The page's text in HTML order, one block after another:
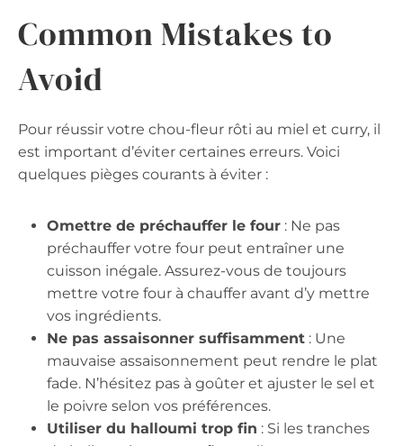
Common Mistakes to
Avoid
Pour réussir votre chou-fleur rôti au miel et curry, il
est important d’éviter certaines erreurs. Voici
quelques pièges courants à éviter :
Omettre de préchauffer le four : Ne pas
préchauffer votre four peut entraîner une
cuisson inégale. Assurez-vous de toujours
mettre votre four à chauffer avant d’y mettre
vos ingrédients.
Ne pas assaisonner suffisamment : Une
mauvaise assaisonnement peut rendre le plat
fade. N’hésitez pas à goûter et ajuster le sel et
le poivre selon vos préférences.
Utiliser du halloumi trop fin : Si les tranches